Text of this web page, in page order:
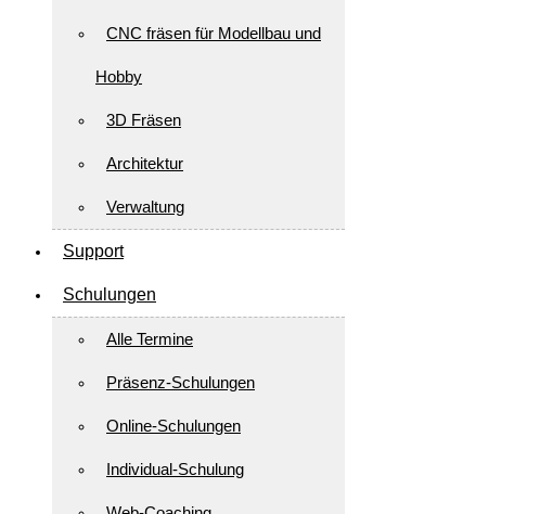
CNC fräsen für Modellbau und
Hobby
3D Fräsen
Architektur
Verwaltung
Support
Schulungen
Alle Termine
Präsenz-Schulungen
Online-Schulungen
Individual-Schulung